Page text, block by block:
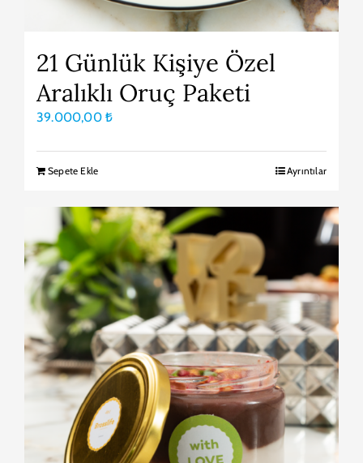
21 Günlük Kişiye Özel
Aralıklı Oruç Paketi
39.000,00 ₺
Sepete Ekle Ayrıntılar